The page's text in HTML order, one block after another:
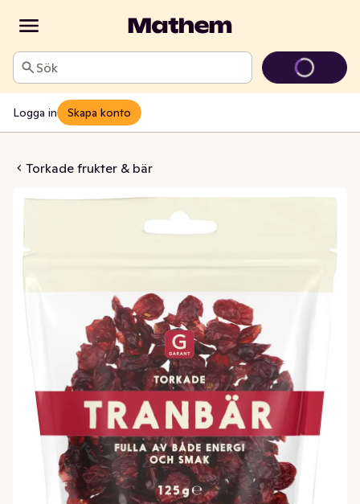
Sök
Logga in Skapa konto
Torkade frukter & bär
Torkade